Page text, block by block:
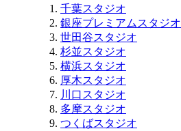
千葉スタジオ
銀座プレミアムスタジオ
世田谷スタジオ
杉並スタジオ
横浜スタジオ
厚木スタジオ
川口スタジオ
多摩スタジオ
つくばスタジオ